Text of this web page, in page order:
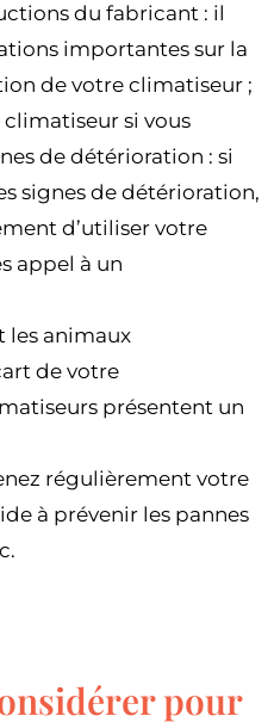
du fabricant : il
importantes sur la
de votre climatiseur ;
climatiseur si vous
de détérioration : si
signes de détérioration,
d’utiliser votre
appel à un
les animaux
de votre
présentent un
régulièrement votre
à prévenir les pannes
pour